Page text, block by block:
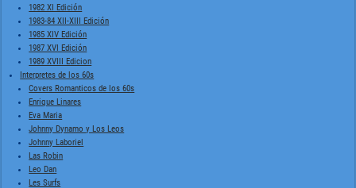
1982 XI Edición
1983-84 XII-XIII Edición
1985 XIV Edición
1987 XVI Edición
1989 XVIII Edicion
Interpretes de los 60s
Covers Romanticos de los 60s
Enrique Linares
Eva Maria
Johnny Dynamo y Los Leos
Johnny Laboriel
Las Robin
Leo Dan
Les Surfs